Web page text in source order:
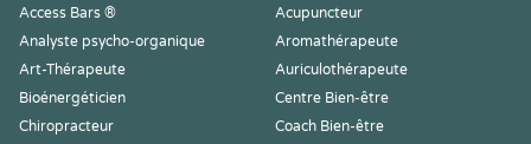
Access Bars ®
Acupuncteur
Analyste psycho-organique
Aromathérapeute
Art-Thérapeute
Auriculothérapeute
Bioénergéticien
Centre Bien-être
Chiropracteur
Coach Bien-être